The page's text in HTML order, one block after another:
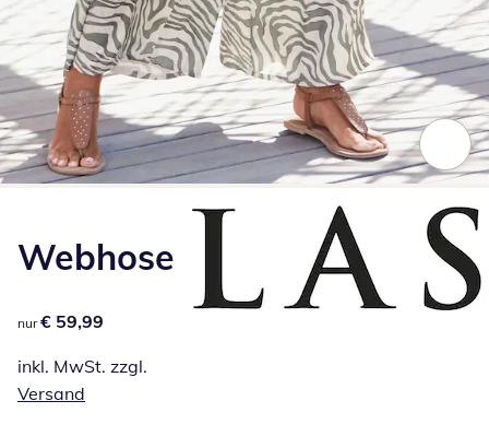
Webhose
€ 59,99
nur € 59,99
inkl. MwSt. zzgl.
Versand